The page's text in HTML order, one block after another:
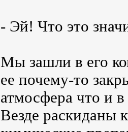
- Эй! Что это
Мы зашли в его
ее почему-то
атмосфера что и
Везде раскиданы